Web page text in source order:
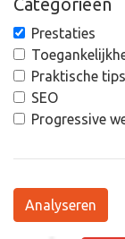
Prestaties
Praktische tips
SEO
Progressive
Analyseren